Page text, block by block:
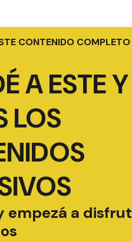
CONTENIDO
A ESTE
LOS
empezá a